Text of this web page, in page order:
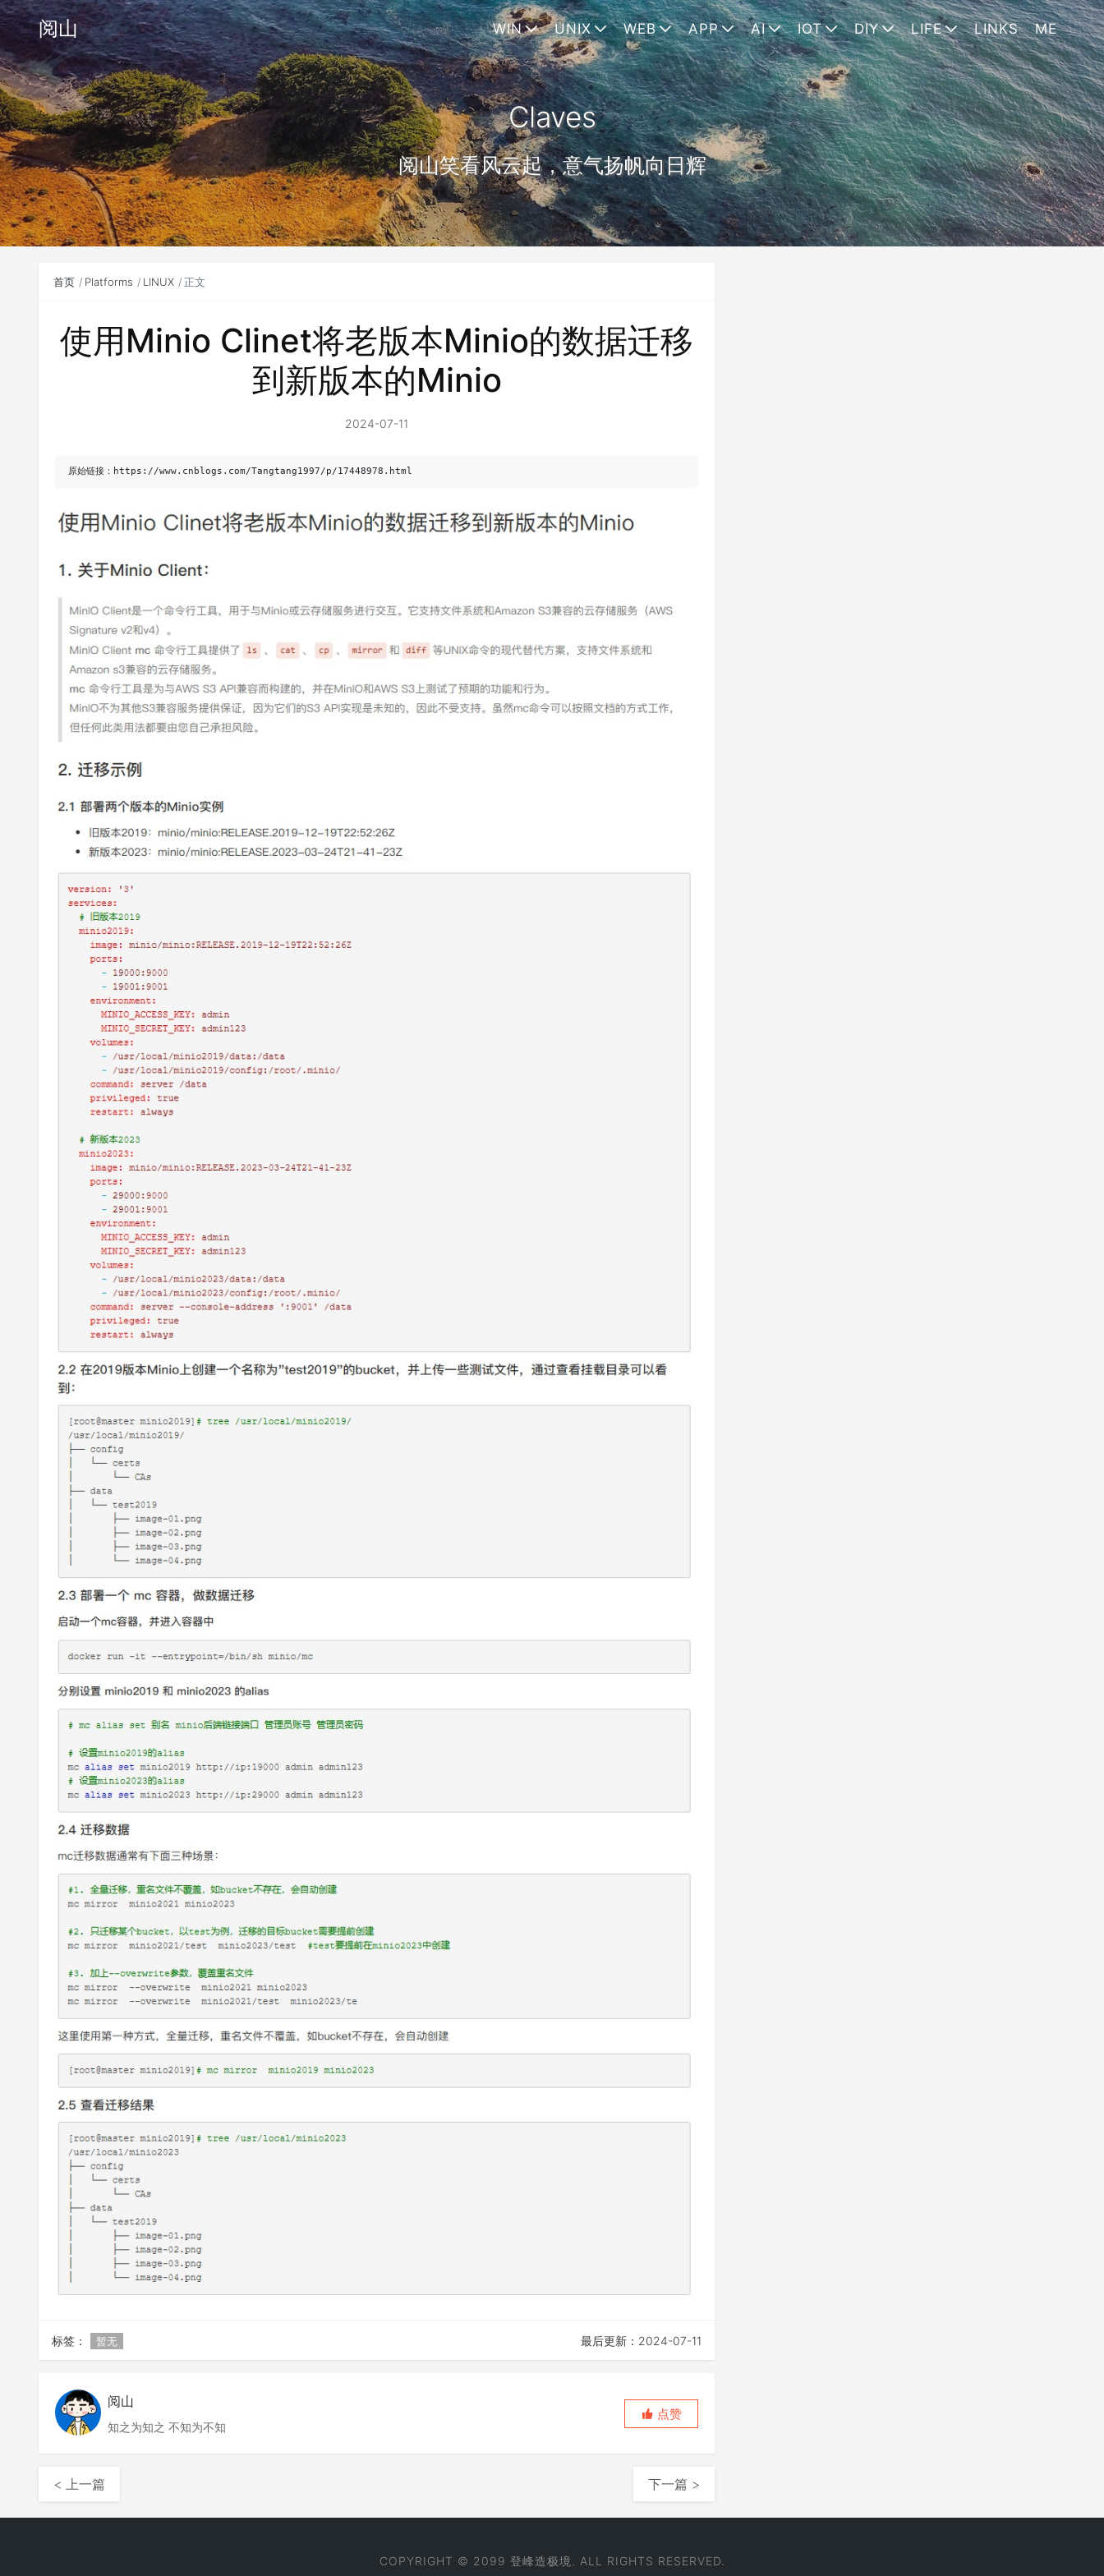
阅山 WIN UNIX WEB APP AI IOT DIY LIFE LINKS ME
Claves
阅山笑看风云起，意气扬帆向日辉
首页 Platforms LINUX 正文
使用Minio Clinet将老版本Minio的数据迁移
到新版本的Minio
2024-07-11
原始链接：https://www.cnblogs.com/Tangtang1997/p/17448978.html
标签： 暂无 最后更新：2024-07-11
阅山
知之为知之 不知为不知
点赞
< 上一篇 下一篇 >
COPYRIGHT © 2099 登峰造极境. ALL RIGHTS RESERVED.